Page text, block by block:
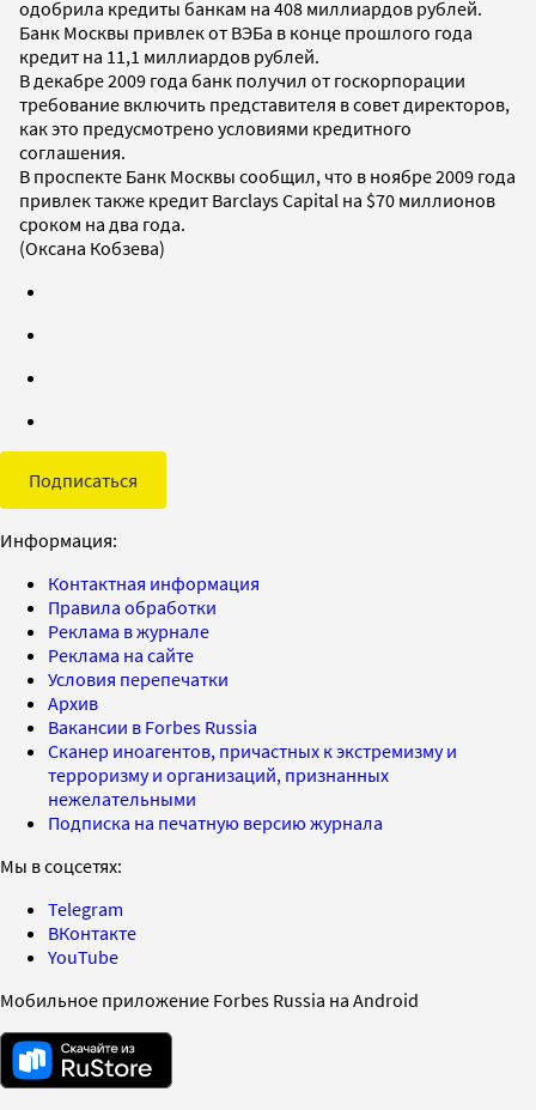
одобрила кредиты банкам на 408 миллиардов рублей.
Банк Москвы привлек от ВЭБа в конце прошлого года
кредит на 11,1 миллиардов рублей.
В декабре 2009 года банк получил от госкорпорации
требование включить представителя в совет директоров,
как это предусмотрено условиями кредитного
соглашения.
В проспекте Банк Москвы сообщил, что в ноябре 2009 года
привлек также кредит Barclays Capital на $70 миллионов
сроком на два года.
(Оксана Кобзева)
Подписаться
Информация:
Контактная информация
Правила обработки
Реклама в журнале
Реклама на сайте
Условия перепечатки
Архив
Вакансии в Forbes Russia
Сканер иноагентов, причастных к экстремизму и
терроризму и организаций, признанных
нежелательными
Подписка на печатную версию журнала
Мы в соцсетях:
Telegram
ВКонтакте
YouTube
Мобильное приложение Forbes Russia на Android